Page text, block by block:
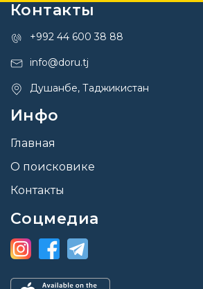
Контакты
+992 44 600 38 88
info@doru.tj
Душанбе, Таджикистан
Инфо
Главная
О поисковике
Контакты
Соцмедиа